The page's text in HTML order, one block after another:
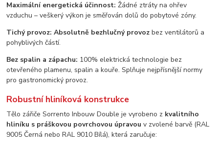
Maximální energetická účinnost: Žádné ztráty na ohřev
vzduchu – veškerý výkon je směřován dolů do pobytové zóny.
Tichý provoz: Absolutně bezhlučný provoz bez ventilátorů a
pohyblivých částí.
Bez spalin a zápachu: 100% elektrická technologie bez
otevřeného plamenu, spalin a kouře. Splňuje nejpřísnější normy
pro gastronomický provoz.
Robustní hliníková konstrukce
Tělo zářiče Sorrento Inbouw Double je vyrobeno z kvalitního
hliníku s práškovou povrchovou úpravou v zvolené barvě (RAL
9005 Černá nebo RAL 9010 Bílá), která zaručuje: